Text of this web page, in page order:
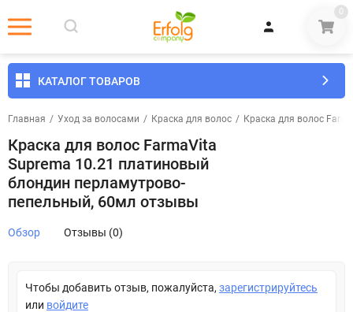
0
КАТАЛОГ ТОВАРОВ
Главная / Уход за волосами / Краска для волос / Краска для волос
Краска для волос FarmaVita
Suprema 10.21 платиновый
блондин перламутрово-
пепельный, 60мл отзывы
Обзор Отзывы (0)
Чтобы добавить отзыв, пожалуйста, зарегистрируйтесь
или войдите